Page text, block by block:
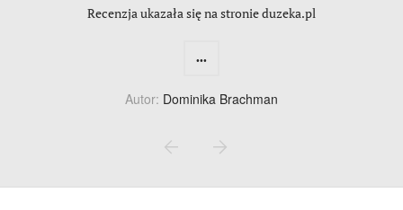
Recenzja ukazała się na stronie duzeka.pl
...
Autor: Dominika Brachman